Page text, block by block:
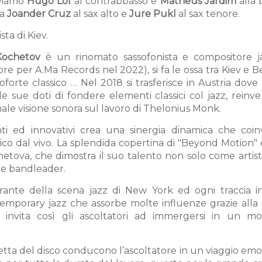
Joander Cruz al sax alto e Jure Pukl al sax tenore.
di Kiev.
è un rinomato sassofonista e compositore
per A.Ma Records nel 2022), si fa le ossa tra Kiev e
classico … Nel 2018 si trasferisce in Austria
sue doti di fondere elementi classici col jazz,
visione sonora sul lavoro di Thelonius Monk.
ed innovativi crea una sinergia dinamica che
dal vivo. La splendida copertina di "Beyond Motion"
che dimostra il suo talento non solo come
bandleader.
della scena jazz di New York ed ogni traccia
jazz che assorbe molte influenze grazie alla
invita così gli ascoltatori ad immergersi in un
del disco conducono l’ascoltatore in un viaggio